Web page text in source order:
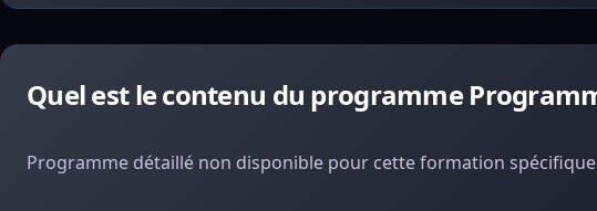
Quel est le contenu du programme
Programme détaillé non disponible pour cette formation